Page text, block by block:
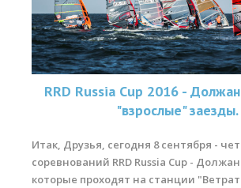
Новости
Медиа
Медиа архив
Фотки
Видео
Цены
RRD Russia Cup 2016 -
"взрослые" заезды.
Итак, Друзья, сегодня 8 сентября -
соревнований RRD Russia Cup -
которые проходят на станции